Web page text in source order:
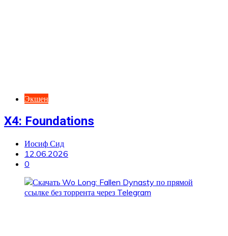
Экшен
X4: Foundations
Иосиф Сид
12.06.2026
0